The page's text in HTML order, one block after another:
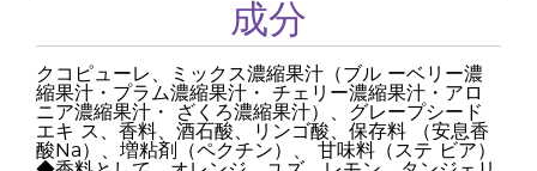
成分
クコピューレ、ミックス濃縮果汁（ブル ーベリー濃
縮果汁・プラム濃縮果汁・ チェリー濃縮果汁・アロ
ニア濃縮果汁・ ざくろ濃縮果汁）、グレープシード
エキ ス、香料、酒石酸、リンゴ酸、保存料 （安息香
酸Na）、増粘剤（ペクチン）、 甘味料（ステ ビア）